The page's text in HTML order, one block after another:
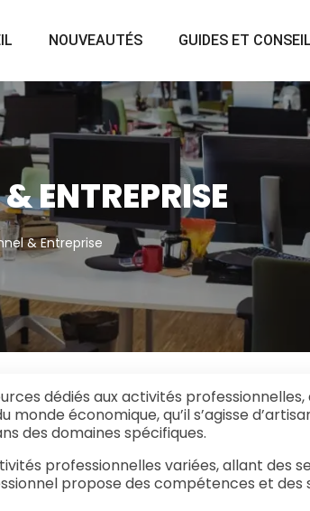
NOUVEAUTÉS GUIDES ET
ENTREPRISE
& Entreprise
dédiés aux activités
économique, qu’il s’agisse
des domaines spécifiques.
professionnelles variées, allant des
propose des compétences et